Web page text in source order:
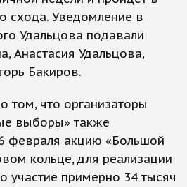
схода. Уведомление в
Удальцова подавали
Анастасия Удальцова,
Бакиров.
том, что организаторы
выборы» также
февраля акцию «Большой
кольце, для реализации
участие примерно 34 тысяч